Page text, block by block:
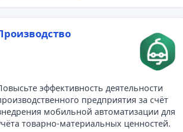
эффективность деятельности
предприятия за счёт
мобильной автоматизации для
товарно-материальных ценностей.